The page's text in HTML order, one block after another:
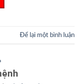
Để lại một bình luận